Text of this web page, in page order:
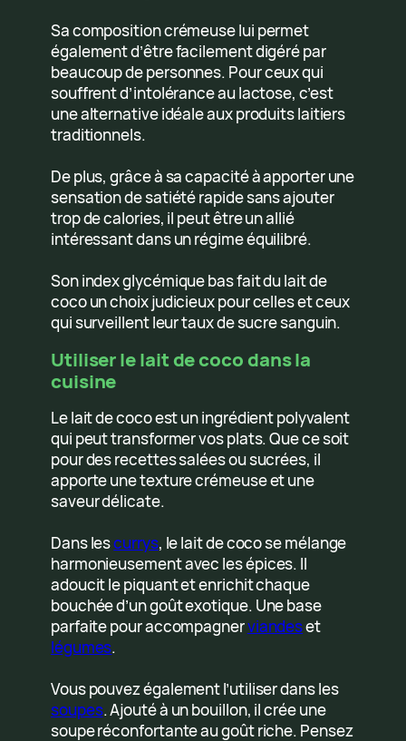
Sa composition crémeuse lui permet
également d’être facilement digéré par
beaucoup de personnes. Pour ceux qui
souffrent d’intolérance au lactose, c’est
une alternative idéale aux produits laitiers
traditionnels.
De plus, grâce à sa capacité à apporter une
sensation de satiété rapide sans ajouter
trop de calories, il peut être un allié
intéressant dans un régime équilibré.
Son index glycémique bas fait du lait de
coco un choix judicieux pour celles et ceux
qui surveillent leur taux de sucre sanguin.
Utiliser le lait de coco dans la
cuisine
Le lait de coco est un ingrédient polyvalent
qui peut transformer vos plats. Que ce soit
pour des recettes salées ou sucrées, il
apporte une texture crémeuse et une
saveur délicate.
Dans lescurrys, le lait de coco se mélange
harmonieusement avec les épices. Il
adoucit le piquant et enrichit chaque
bouchée d’un goût exotique. Une base
parfaite pour accompagnerviandeset
légumes.
Vous pouvez également l’utiliser dans les
soupes. Ajouté à un bouillon, il crée une
soupe réconfortante au goût riche. Pensez